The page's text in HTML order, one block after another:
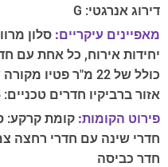
דירוג אנרגטי: G
מאפיינים עיקריים:
יחידות אירוח, כל אחת עם
אזור ברביקיו חדרים טכניים: 5 מ"ר
פירוט הקומות: קומת קרקע:
חדרי שינה עם חדרי רחצה
חדר כביסה